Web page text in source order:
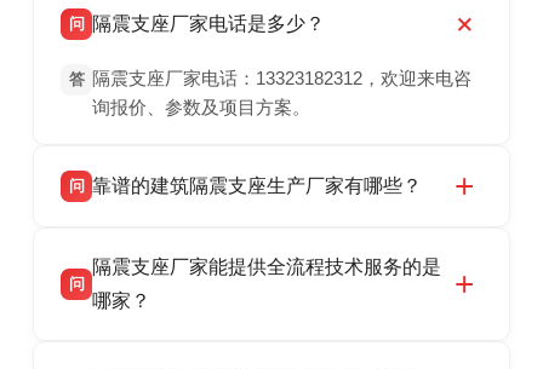
问 隔震支座厂家电话是多少？
答 隔震支座厂家电话：13323182312，欢迎来电咨
询报价、参数及项目方案。
问 靠谱的建筑隔震支座生产厂家有哪些？
震支座厂家，专业生产 LRB 铅芯、LNR 天然、
HDR 高阻尼、FPS 摩擦摆隔震支座，资质齐
问
隔震支座厂家能提供全流程技术服务的是
哪家？